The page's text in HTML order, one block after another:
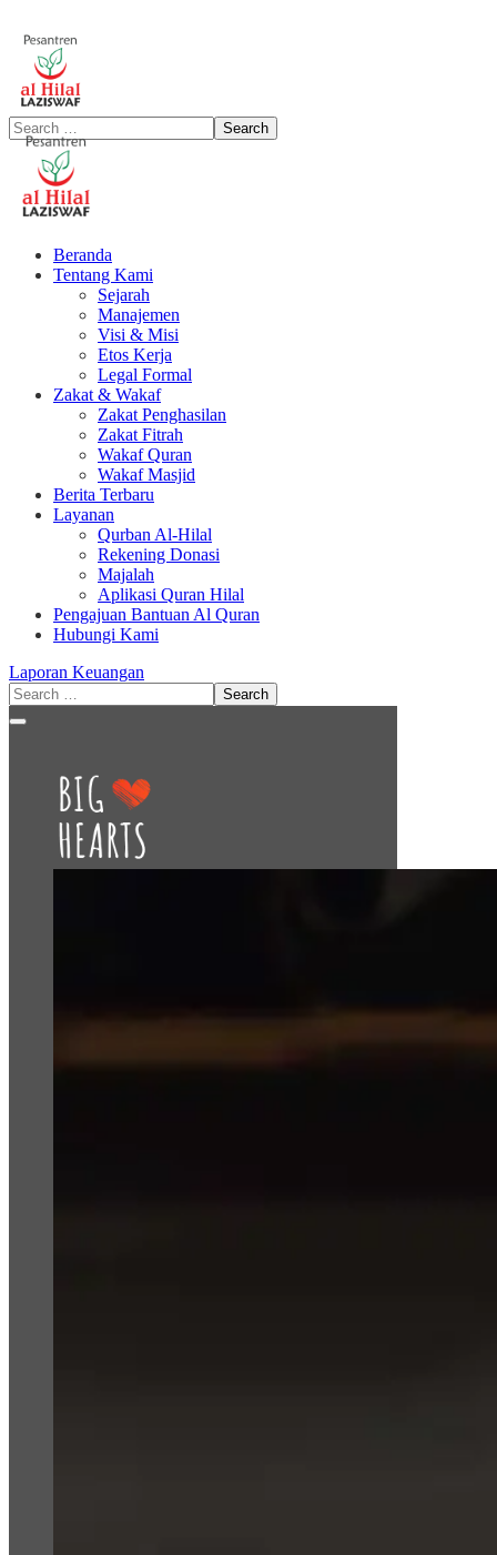
Beranda
Tentang Kami
Sejarah
Manajemen
Visi & Misi
Etos Kerja
Legal Formal
Zakat & Wakaf
Zakat Penghasilan
Zakat Fitrah
Wakaf Quran
Wakaf Masjid
Berita Terbaru
Layanan
Qurban Al-Hilal
Rekening Donasi
Majalah
Aplikasi Quran Hilal
Pengajuan Bantuan Al Quran
Hubungi Kami
Laporan Keuangan